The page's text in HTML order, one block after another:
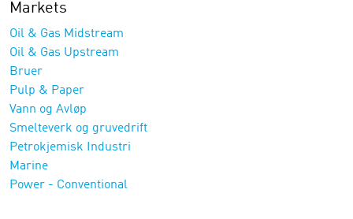
Markets
Oil & Gas Midstream
Oil & Gas Upstream
Bruer
Pulp & Paper
Vann og Avløp
Smelteverk og gruvedrift
Petrokjemisk Industri
Marine
Power - Conventional